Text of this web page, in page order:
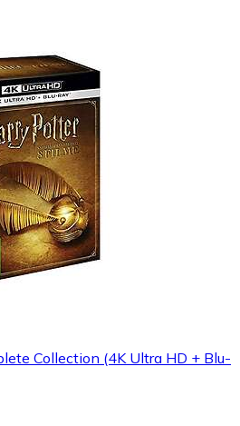
Collection (4K Ultra HD + Blu-